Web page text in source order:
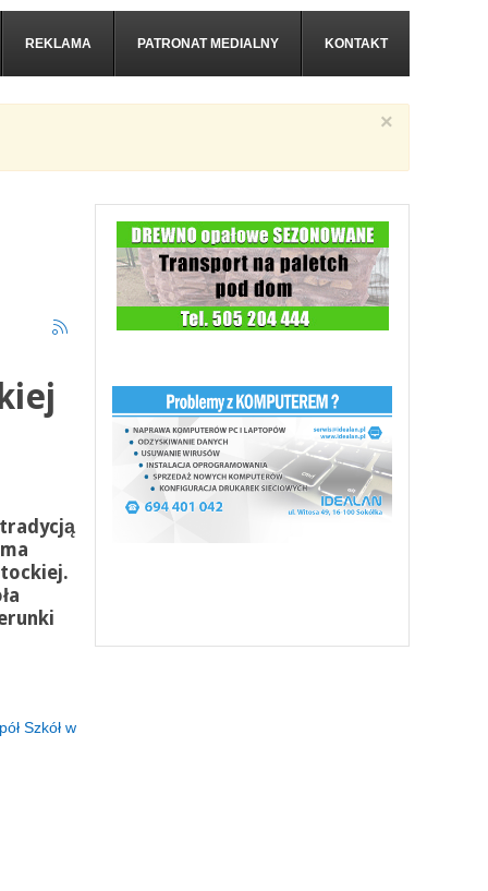
REKLAMA PATRONAT MEDIALNY KONTAKT
×
Szkół w